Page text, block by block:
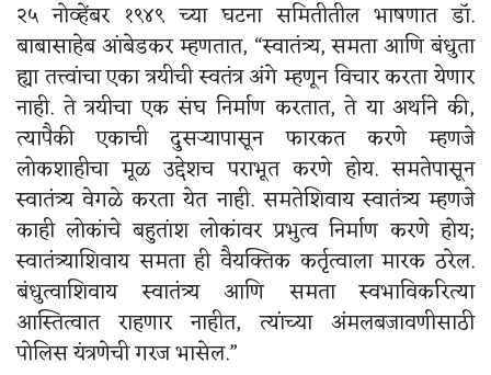
२५ नोव्हेंबर १९४९ च्या घटना समितीतील भाषणात डॉ.
बाबासाहेब आंबेडकर म्हणतात, “स्वातंत्र्य, समता आणि बंधुता
ह्या तत्त्वांचा एका त्रयीची स्वतंत्र अंगे म्हणून विचार करता येणार
नाही. ते त्रयीचा एक संघ निर्माण करतात, ते या अर्थाने की,
त्यापैकी एकाची दुसऱ्यापासून फारकत करणे म्हणजे
लोकशाहीचा मूळ उद्देशच पराभूत करणे होय. समतेपासून
स्वातंत्र्य वेगळे करता येत नाही. समतेशिवाय स्वातंत्र्य म्हणजे
काही लोकांचे बहुतांश लोकांवर प्रभुत्व निर्माण करणे होय;
स्वातंत्र्याशिवाय समता ही वैयक्तिक कर्तृत्वाला मारक ठरेल.
बंधुत्वाशिवाय स्वातंत्र्य आणि समता स्वभाविकरित्या
आस्तित्वात राहणार नाहीत, त्यांच्या अंमलबजावणीसाठी
पोलिस यंत्रणेची गरज भासेल.”